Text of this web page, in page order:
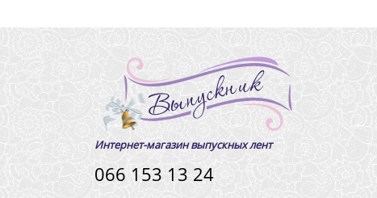
Интернет-магазин выпускных лент
066 153 13 24